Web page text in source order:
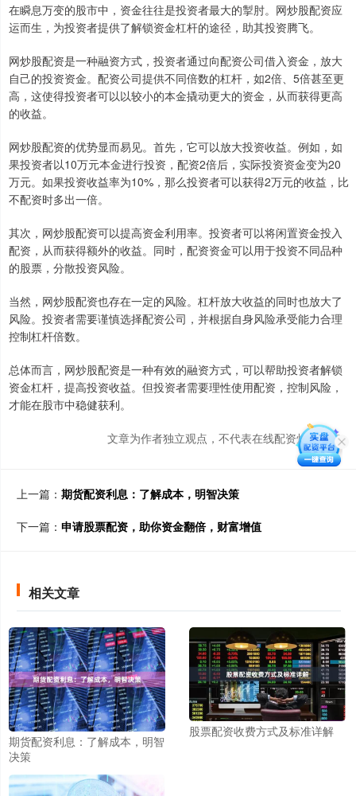
在瞬息万变的股市中，资金往往是投资者最大的掣肘。网炒股配资应
运而生，为投资者提供了解锁资金杠杆的途径，助其投资腾飞。
网炒股配资是一种融资方式，投资者通过向配资公司借入资金，放大
自己的投资资金。配资公司提供不同倍数的杠杆，如2倍、5倍甚至更
高，这使得投资者可以以较小的本金撬动更大的资金，从而获得更高
的收益。
网炒股配资的优势显而易见。首先，它可以放大投资收益。例如，如
果投资者以10万元本金进行投资，配资2倍后，实际投资资金变为20
万元。如果投资收益率为10%，那么投资者可以获得2万元的收益，比
不配资时多出一倍。
其次，网炒股配资可以提高资金利用率。投资者可以将闲置资金投入
配资，从而获得额外的收益。同时，配资资金可以用于投资不同品种
的股票，分散投资风险。
当然，网炒股配资也存在一定的风险。杠杆放大收益的同时也放大了
风险。投资者需要谨慎选择配资公司，并根据自身风险承受能力合理
控制杠杆倍数。
总体而言，网炒股配资是一种有效的融资方式，可以帮助投资者解锁
资金杠杆，提高投资收益。但投资者需要理性使用配资，控制风险，
才能在股市中稳健获利。
文章为作者独立观点，不代表在线配资炒股观点
上一篇： 期货配资利息：了解成本，明智决策
下一篇： 申请股票配资，助你资金翻倍，财富增值
相关文章
期货配资利息：了解成本，明智
决策
股票配资收费方式及标准详解